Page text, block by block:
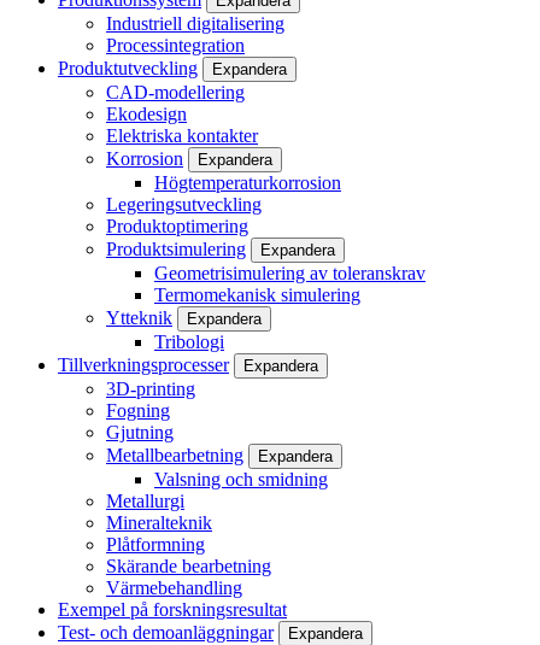
Industriell digitalisering
Processintegration
Produktutveckling
Expandera
CAD-modellering
Ekodesign
Elektriska kontakter
Korrosion
Expandera
Högtemperaturkorrosion
Legeringsutveckling
Produktoptimering
Produktsimulering
Expandera
Geometrisimulering av toleranskrav
Termomekanisk simulering
Ytteknik
Expandera
Tribologi
Tillverkningsprocesser
Expandera
3D-printing
Fogning
Gjutning
Metallbearbetning
Expandera
Valsning och smidning
Metallurgi
Mineralteknik
Plåtformning
Skärande bearbetning
Värmebehandling
Exempel på forskningsresultat
Test- och demoanläggningar
Expandera